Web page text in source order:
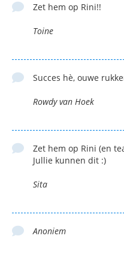
Zet hem op Rini!!
Toine
Succes hè, ouwe
Rowdy van Hoek
Zet hem op Rini (en
Jullie kunnen dit :)
Sita
Anoniem